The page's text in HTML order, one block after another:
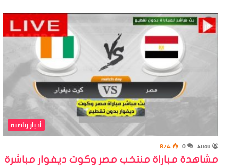
أخبار رياضيه
4uou
0
874
مشاهدة مباراة منتخب مصر وكوت ديفوار مباشرة